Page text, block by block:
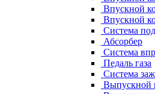
Впускной
Впускной
Система
Абсорбер
Система
Педаль газа
Система
Выпускной